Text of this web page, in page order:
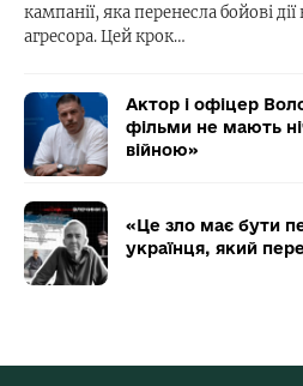
кампанії, яка перенесла бойові
агресора. Цей крок…
Актор і офіцер
фільми не мають
війною»
«Це зло має бути
українця, який